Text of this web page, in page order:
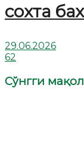
сохта
29.06.2026
62
Сўнгги